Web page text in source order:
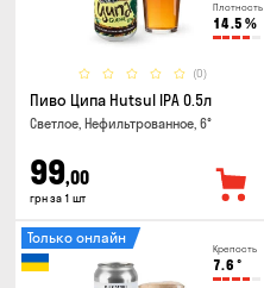
Плотность
14.5 %
(0)
Пиво Ципа Hutsul IPA 0.5л
Светлое, Нефильтрованное, 6°
99,00
грн за 1 шт
Крепость
7.6 °
Только онлайн